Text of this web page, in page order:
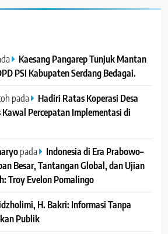
Kaesang Pangarep Tunjuk Mantan
PSI Kabupaten Serdang Bedagai.
pada
Hadiri Ratas Koperasi Desa
Percepatan Implementasi di
pada
Indonesia di Era Prabowo–
Besar, Tantangan Global, dan Ujian
Troy Evelon Pomalingo
H. Bakri: Informasi Tanpa
Publik